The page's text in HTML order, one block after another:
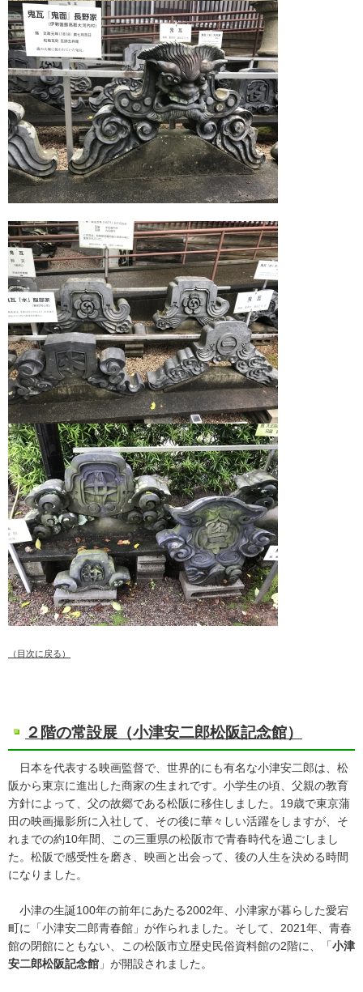
（目次に戻る）
２階の常設展（小津安二郎松阪記念館）
日本を代表する映画監督で、世界的にも有名な小津安二郎は、松
阪から東京に進出した商家の生まれです。小学生の頃、父親の教育
方針によって、父の故郷である松阪に移住しました。19歳で東京蒲
田の映画撮影所に入社して、その後に華々しい活躍をしますが、そ
れまでの約10年間、この三重県の松阪市で青春時代を過ごしまし
た。松阪で感受性を磨き、映画と出会って、後の人生を決める時間
になりました。
小津の生誕100年の前年にあたる2002年、小津家が暮らした愛宕
町に「小津安二郎青春館」が作られました。そして、2021年、青春
館の閉館にともない、この松阪市立歴史民俗資料館の2階に、「小津
安二郎松阪記念館 」が開設されました。